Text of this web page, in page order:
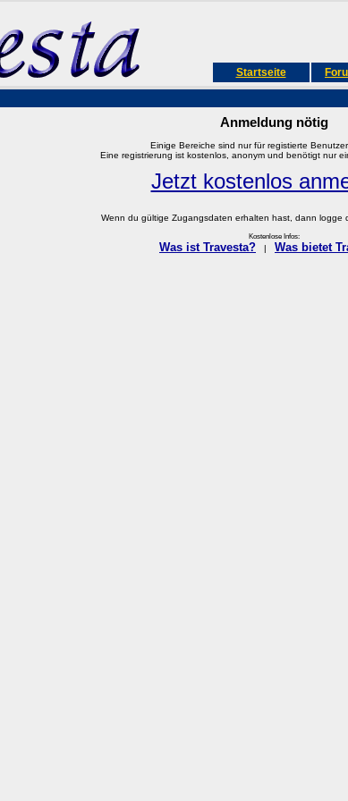
Startseite
Anmeldung nötig
Einige Bereiche sind nur für registierte
Eine registrierung ist kostenlos, anonym und benötigt nur
Jetzt kostenlos
Wenn du gültige Zugangsdaten erhalten hast, dann logge
Kostenlose Infos:
Was ist Travesta? Was bietet